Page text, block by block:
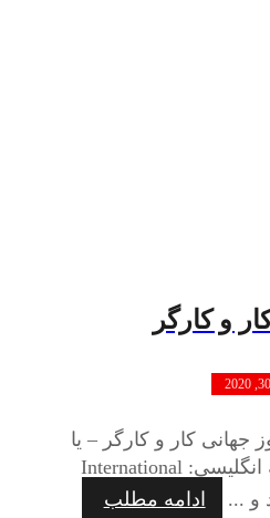
و کارگر
جهانی کار و کارگر – یا
روزِ بین‌المللی کارگر (به انگلیسی: International
ادامه مطلب